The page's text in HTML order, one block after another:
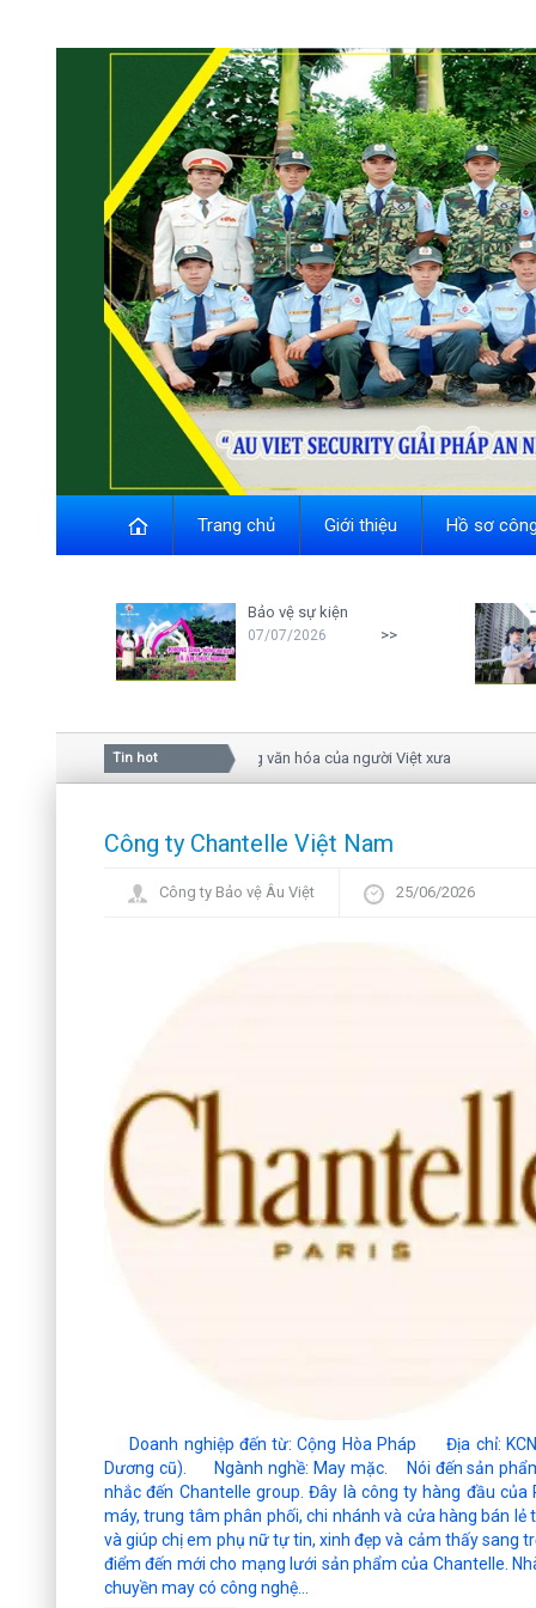
Trang chủ Giới thiệu Hồ sơ
Bảo vệ sự kiện
07/07/2026 >>
Tin hot
Ý nghĩa của hoa mai trong văn hóa của người Việt xưa
Công ty Chantelle Việt Nam
Công ty Bảo vệ Âu Việt 25/06/2026
Doanh nghiệp đến từ: Cộng Hòa Pháp Địa chỉ: KCN
Dương cũ). Ngành nghề: May mặc. Nói đến sản
nhắc đến Chantelle group. Đây là công ty hàng đầu
máy, trung tâm phân phối, chi nhánh và cửa hàng bán
và giúp chị em phụ nữ tự tin, xinh đẹp và cảm thấy
điểm đến mới cho mạng lưới sản phẩm của Chantelle.
chuyền may có công nghệ...